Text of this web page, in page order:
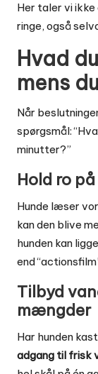
Her taler vi ikke
ringe, også
Hvad
mens
Når
spørgsmål:
minutter?”
Hold ro
Hunde læser
kan den blive
hunden kan
end
Tilbyd
mængder
Har hunden
adgang til frisk